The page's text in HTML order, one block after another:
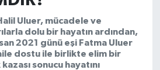
Uluer, mücadele ve
dolu bir hayatın ardından,
2021 günü eşi Fatma Uluer
dostu ile birlikte elim bir
sonucu hayatını
Durumu ve Fikstür